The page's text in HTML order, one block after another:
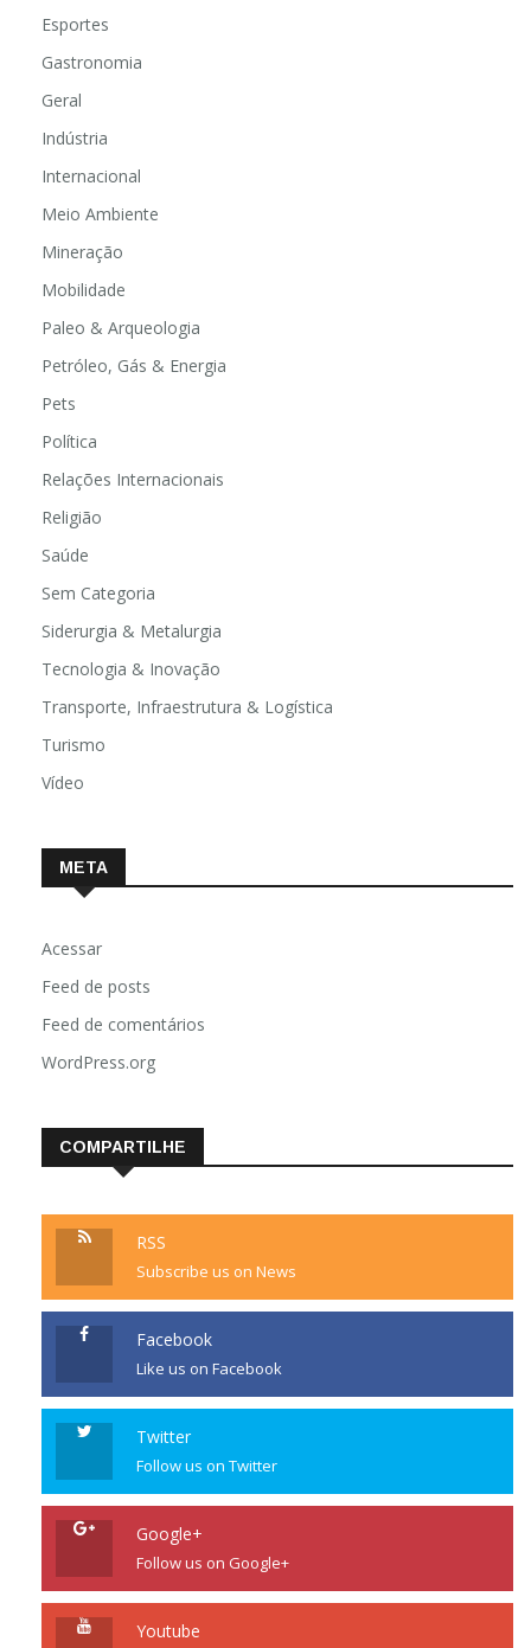
Esportes
Gastronomia
Geral
Indústria
Internacional
Meio Ambiente
Mineração
Mobilidade
Paleo & Arqueologia
Petróleo, Gás & Energia
Pets
Política
Relações Internacionais
Religião
Saúde
Sem Categoria
Siderurgia & Metalurgia
Tecnologia & Inovação
Transporte, Infraestrutura & Logística
Turismo
Vídeo
META
Acessar
Feed de posts
Feed de comentários
WordPress.org
COMPARTILHE
RSS
Subscribe us on News
Facebook
Like us on Facebook
Twitter
Follow us on Twitter
Google+
Follow us on Google+
Youtube